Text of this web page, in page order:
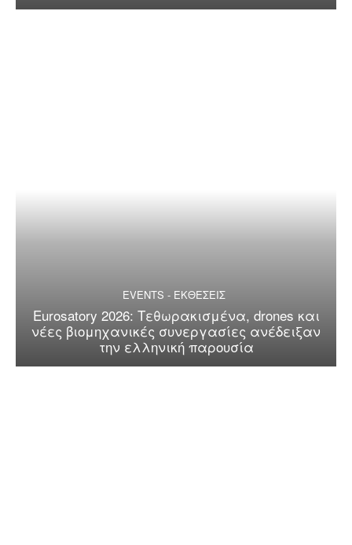
EVENTS - ΕΚΘΕΣΕΙΣ
Eurosatory 2026: Τεθωρακισμένα, drones και
νέες βιομηχανικές συνεργασίες ανέδειξαν
την ελληνική παρουσία